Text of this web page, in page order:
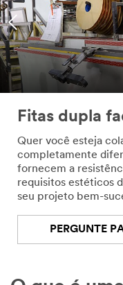
Fitas dupla
Quer você esteja
completamente
fornecem a
requisitos estéticos
seu projeto bem-
PERGUNTE